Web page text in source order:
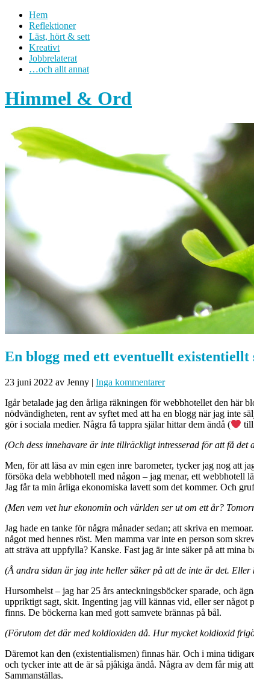
Hem
Reflektioner
Läst, hört & sett
Kreativt
Jobbrelaterat
…och allt annat
Himmel & Ord
En blogg med ett eventuellt existentiellt
23 juni 2022 av Jenny | Inga kommentarer
Igår betalade jag den årliga räkningen för webbhotellet den här
nödvändigheten, rent av syftet med att ha en blogg när jag inte
gör i sociala medier. Några få tappra själar hittar dem ändå (
till
(Och dess innehavare är inte tillräckligt intresserad för att få det
Men, för att läsa av min egen inre barometer, tycker jag nog att
försöka dela webbhotell med någon – jag menar, ett webbhotell
Jag får ta min årliga ekonomiska lavett som det kommer. Och
(Men vem vet hur ekonomin och världen ser ut om ett år?
Jag hade en tanke för några månader sedan; att skriva en
något med hennes röst. Men mamma var inte en person som
att sträva att uppfylla? Kanske. Fast jag är inte säker på att mina
(Å andra sidan är jag inte heller säker på att de inte är det. Eller
Hursomhelst – jag har 25 års anteckningsböcker sparade, och
uppriktigt sagt, skit. Ingenting jag vill kännas vid, eller ser något
finns. De böckerna kan med gott samvete brännas på bål.
(Förutom det där med koldioxiden då. Hur mycket koldioxid
Däremot kan den (existentialismen) finnas här. Och i mina
och tycker inte att de är så pjåkiga ändå. Några av dem får mig
Sammanställas.